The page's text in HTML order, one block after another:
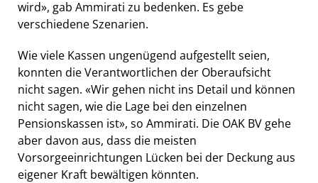
wird», gab Ammirati zu bedenken. Es gebe
verschiedene Szenarien.
Wie viele Kassen ungenügend aufgestellt seien,
konnten die Verantwortlichen der Oberaufsicht
nicht sagen. «Wir gehen nicht ins Detail und können
nicht sagen, wie die Lage bei den einzelnen
Pensionskassen ist», so Ammirati. Die OAK BV gehe
aber davon aus, dass die meisten
Vorsorgeeinrichtungen Lücken bei der Deckung aus
eigener Kraft bewältigen könnten.